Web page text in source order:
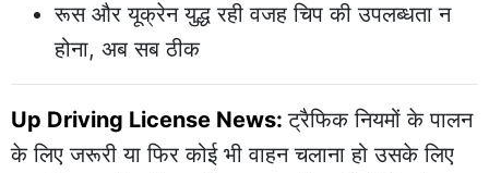
रूस और यूक्रेन युद्ध रही वजह चिप की उपलब्धता न
होना, अब सब ठीक
Up Driving License News:ट्रैफिक नियमों के पालन
के लिए जरूरी या फिर कोई भी वाहन चलाना हो उसके लिए